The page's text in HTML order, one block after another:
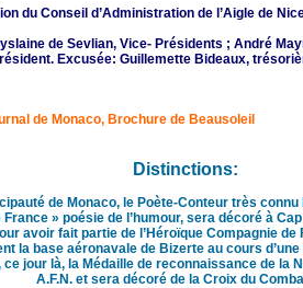
du Conseil d’Administration de l’Aigle de
de Sevlian, Vice- Présidents ; André
Excusée: Guillemette Bideaux,
de Monaco, Brochure de Beausoleil
Distinctions:
de Monaco, le Poète-Conteur très
» poésie de l’humour, sera décoré à
avoir fait partie de l’Héroïque Compagnie
la base aéronavale de Bizerte au cours
jour là, la Médaille de reconnaissance de la
A.F.N. et sera décoré de la Croix du